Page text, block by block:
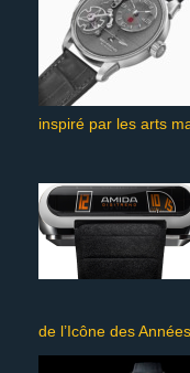
inspiré par les arts
de l’Icône des